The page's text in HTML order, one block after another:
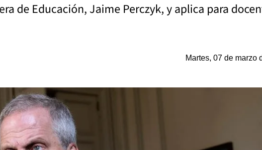
de Educación, Jaime Perczyk, y aplica para
Martes, 07 de marzo